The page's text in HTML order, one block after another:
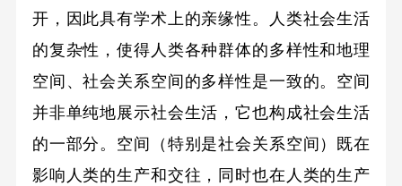
开，因此具有学术上的亲缘性。人类社会生活
的复杂性，使得人类各种群体的多样性和地理
空间、社会关系空间的多样性是一致的。空间
并非单纯地展示社会生活，它也构成社会生活
的一部分。空间（特别是社会关系空间）既在
影响人类的生产和交往，同时也在人类的生产